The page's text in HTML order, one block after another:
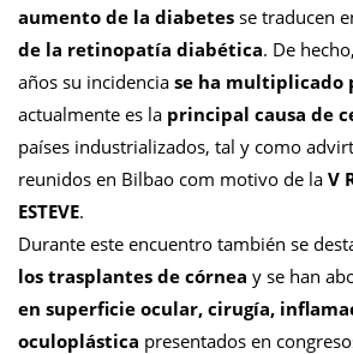
aumento de la diabetes se traducen
de la retinopatía diabética. De
años su incidencia se ha multiplicado
actualmente es la principal causa de
países industrializados, tal y como
reunidos en Bilbao com motivo de la V
ESTEVE.
Durante este encuentro también se
los trasplantes de córnea y se han
en superficie ocular, cirugía,
oculoplástica presentados en